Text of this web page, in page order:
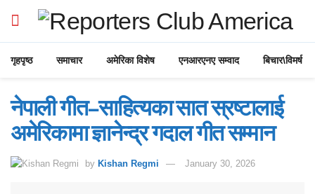
गृहपृष्ठ समाचार अमेरिका विशेष एनआरएनए सम्वाद बिचार\विमर्ष
नेपाली गीत–साहित्यका सात स्रष्टालाई
अमेरिकामा ज्ञानेन्द्र गदाल गीत सम्मान
by Kishan Regmi January 30, 2026